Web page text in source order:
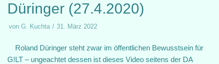
Düringer (27.4.2020)
von G. Kuchta 31. März 2022
Roland Düringer steht zwar im öffentlichen Bewusstsein für
G!LT – ungeachtet dessen ist dieses Video seitens der DA